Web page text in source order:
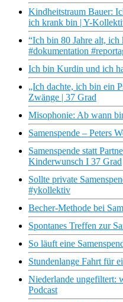
Kindheitstraum Bauer:
ich krank bin | Y-
“Ich bin 80 Jahre alt,
#dokumentation
Ich bin Kurdin und ich
„Ich dachte, ich bin ein
Zwänge | 37 Grad
Misophonie: Ab wann
Samenspende – Peters
Samenspende statt
Kinderwunsch I 37 Grad
Sollte private
#ykollektiv
Becher-Methode bei
Spontanes Treffen zur
So läuft eine
Stundenlange Fahrt für
Niederlande ungefiltert:
Podcast